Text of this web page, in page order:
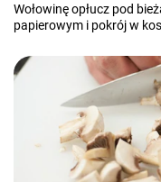
Wołowinę opłucz pod
papierowym i pokrój w